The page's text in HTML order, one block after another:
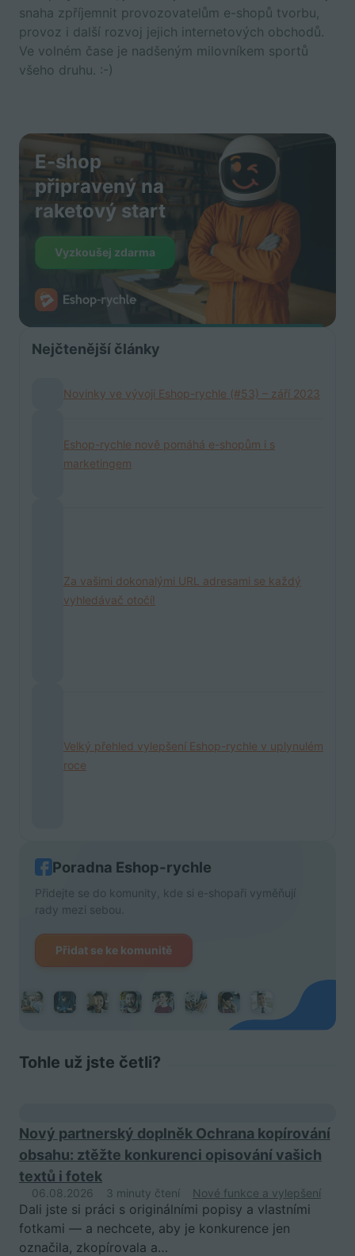
snaha zpříjemnit provozovatelům e-shopů tvorbu,
provoz i další rozvoj jejich internetových obchodů.
Ve volném čase je nadšeným milovníkem sportů
všeho druhu. :-)
E-shop
připravený na
raketový start
Vyzkoušej zdarma
Nejčtenější články
Novinky ve vývoji Eshop-rychle (#53) – září 2023
Eshop-rychle nově pomáhá e-shopům i s
marketingem
Za vašimi dokonalými URL adresami se každý
vyhledávač otočí!
Velký přehled vylepšení Eshop-rychle v uplynulém
roce
Poradna Eshop-rychle
Přidejte se do komunity, kde si e-shopaři vyměňují
rady mezi sebou.
Přidat se ke komunitě
Tohle už jste četli?
Nový partnerský doplněk Ochrana kopírování
obsahu: ztěžte konkurenci opisování vašich
textů i fotek
06.08.2026 3 minuty čtení Nové funkce a vylepšení
Dali jste si práci s originálními popisy a vlastními
fotkami — a nechcete, aby je konkurence jen
označila, zkopírovala a…